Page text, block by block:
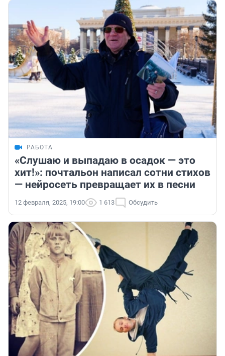
РАБОТА
«Слушаю и выпадаю в осадок — это
хит!»: почтальон написал сотни стихов
— нейросеть превращает их в песни
12 февраля, 2025, 19:00 1 613 Обсудить